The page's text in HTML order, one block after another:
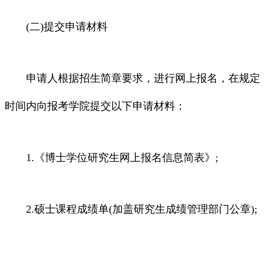
(二)提交申请材料
申请人根据招生简章要求，进行网上报名，在规定
时间内向报考学院提交以下申请材料：
1.《博士学位研究生网上报名信息简表》;
2.硕士课程成绩单(加盖研究生成绩管理部门公章);